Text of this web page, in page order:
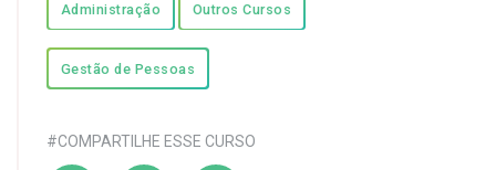
Administração Outros Cursos
Gestão de Pessoas
#COMPARTILHE ESSE CURSO